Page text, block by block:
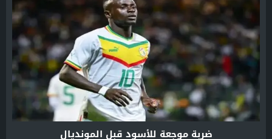
ضربة موجعة للأسود قبل المونديال